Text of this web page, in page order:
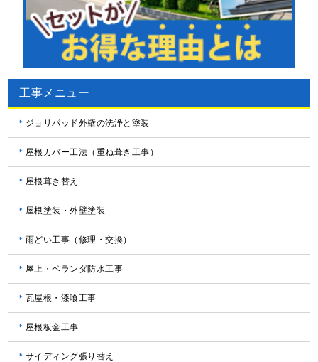
工事メニュー
ジョリパッド外壁の洗浄と塗装
屋根カバー工法（重ね葺き工事）
屋根葺き替え
屋根塗装・外壁塗装
雨どい工事（修理・交換）
屋上・ベランダ防水工事
瓦屋根・漆喰工事
屋根板金工事
サイディング張り替え